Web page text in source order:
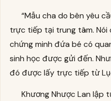
“Mẫu cha do bên yêu
trực tiếp tại trung tâm. Nói
chứng minh đứa bé có
sinh học được gửi đến.
đó được lấy trực tiếp từ
Khương Nhược Lan lập